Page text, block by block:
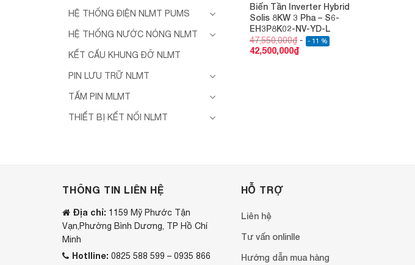
HỆ THỐNG ĐIỆN NLMT PUMS
HỆ THỐNG NƯỚC NÓNG NLMT
KẾT CẤU KHUNG ĐỠ NLMT
PIN LƯU TRỮ NLMT
TẤM PIN MLMT
THIẾT BỊ KẾT NỐI NLMT
Biến Tần Inverter Hybrid
Solis 8KW 3 Pha – S6-
EH3P8K02-NV-YD-L
47,550,000₫ - 11 %
42,500,000₫
THÔNG TIN LIÊN HỆ
Địa chỉ: 1159 Mỹ Phước Tận
Vạn,Phường Bình Dương, TP Hồ Chí
Minh
Hotlline: 0825 588 599 – 0935 866
HỖ TRỢ
Liên hệ
Tư vấn onlinlle
Hướng dẫn mua hàng